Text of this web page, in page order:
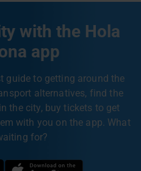
with the Hola
app
guide to getting around the
alternatives, find the
the city, buy tickets to get
with you on the app. What
for?